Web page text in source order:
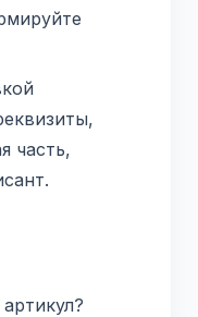
часть,